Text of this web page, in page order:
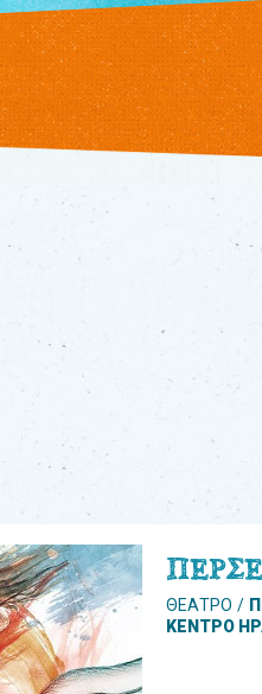
ΘΕΑΤΡΟ
ΚΕΝΤΡΟ